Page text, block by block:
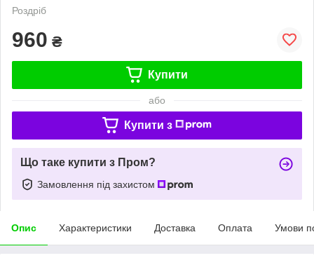
Роздріб
960 ₴
Купити
або
Купити з
Що таке купити з Пром?
Замовлення під захистом
Опис Характеристики Доставка Оплата Умови